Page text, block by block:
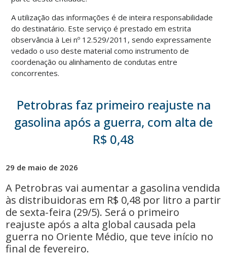
A utilização das informações é de inteira responsabilidade
do destinatário. Este serviço é prestado em estrita
observância à Lei nº 12.529/2011, sendo expressamente
vedado o uso deste material como instrumento de
coordenação ou alinhamento de condutas entre
concorrentes.
Petrobras faz primeiro reajuste na
gasolina após a guerra, com alta de
R$ 0,48
29 de maio de 2026
A Petrobras vai aumentar a gasolina vendida
às distribuidoras em R$ 0,48 por litro a partir
de sexta-feira (29/5). Será o primeiro
reajuste após a alta global causada pela
guerra no Oriente Médio, que teve início no
final de fevereiro.